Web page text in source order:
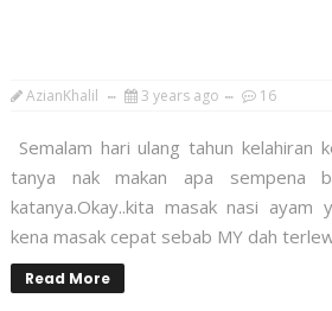
AzianKhalil 3 years ago 16
Semalam hari ulang tahun kelahiran
tanya nak makan apa sempena
katanya.Okay..kita masak nasi ayam
kena masak cepat sebab MY dah
Read More